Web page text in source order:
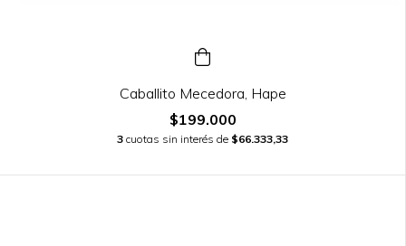
Caballito Mecedora, Hape
$199.000
3 cuotas sin interés de $66.333,33